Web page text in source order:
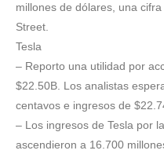
millones de dólares, una
Street.
Tesla
– Reporto una utilidad por
$22.50B. Los analistas
centavos e ingresos de
– Los ingresos de Tesla por
ascendieron a 16.700